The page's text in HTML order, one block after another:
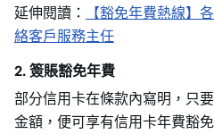
延伸閱讀：
【豁免年費熱線
絡客戶服務主任
2. 簽賬豁免年費
部分信用卡在條款內寫明，只
金額，便可享有信用卡年費豁